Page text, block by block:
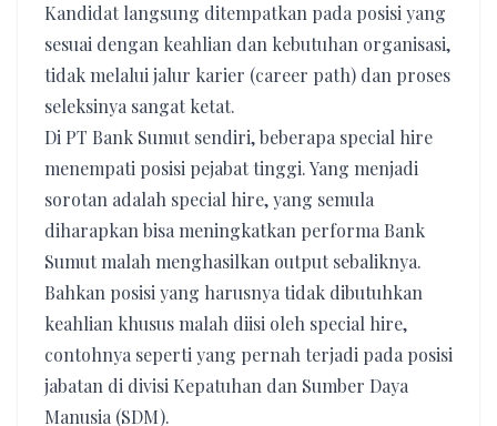
Kandidat langsung ditempatkan pada posisi yang
sesuai dengan keahlian dan kebutuhan organisasi,
tidak melalui jalur karier (career path) dan proses
seleksinya sangat ketat.
Di PT Bank Sumut sendiri, beberapa special hire
menempati posisi pejabat tinggi. Yang menjadi
sorotan adalah special hire, yang semula
diharapkan bisa meningkatkan performa Bank
Sumut malah menghasilkan output sebaliknya.
Bahkan posisi yang harusnya tidak dibutuhkan
keahlian khusus malah diisi oleh special hire,
contohnya seperti yang pernah terjadi pada posisi
jabatan di divisi Kepatuhan dan Sumber Daya
Manusia (SDM).